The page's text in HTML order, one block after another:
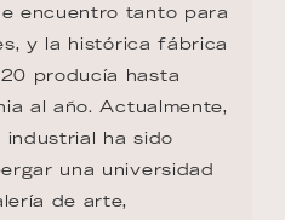
encuentro tanto para
y la histórica fábrica
producía hasta
al año. Actualmente,
ha sido
una universidad
de arte,